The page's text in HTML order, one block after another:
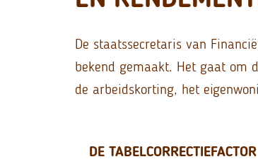
De staatssecretaris van
bekend gemaakt. Het gaat om
de arbeidskorting, het
DE TABELCORRECTIEFACTOR